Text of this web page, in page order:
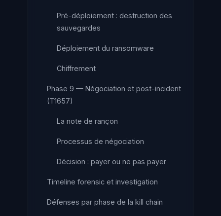
Pré-déploiement : destruction des
sauvegardes
Déploiement du ransomware
Chiffrement
Phase 9 — Négociation et post-incident
(T1657)
La note de rançon
Processus de négociation
Décision : payer ou ne pas payer
Timeline forensic et investigation
Défenses par phase de la kill chain